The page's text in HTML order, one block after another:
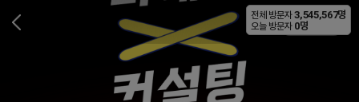
비공개
전체 방문자 3,545,567명
오늘 방문자 0명